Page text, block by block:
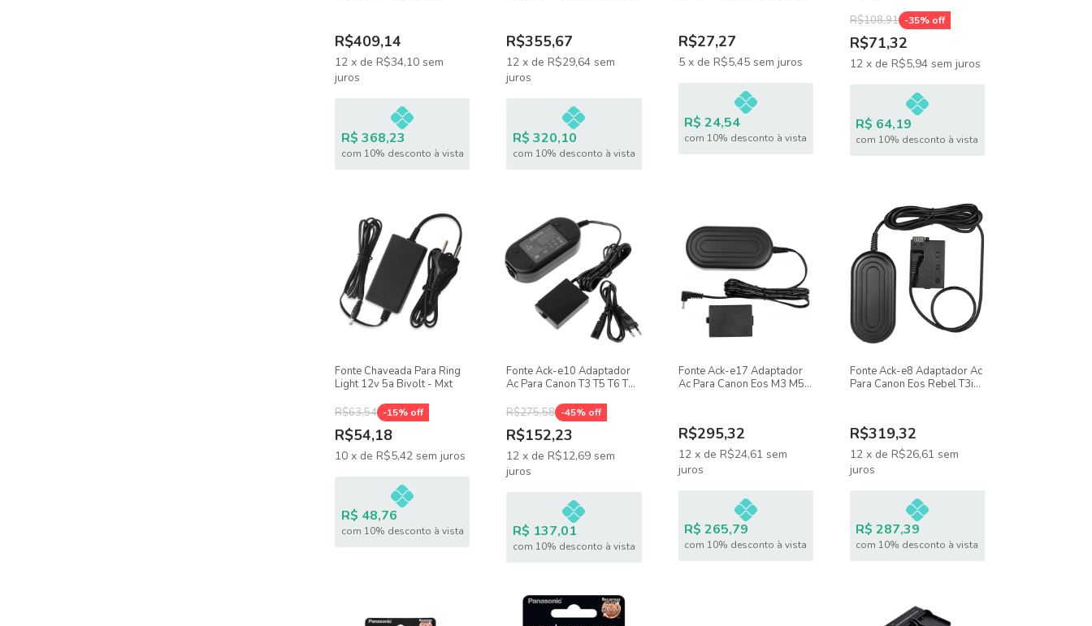
LED
R$409,14
12 x de R$34,10 sem
juros
R$ 368,23
com 10% desconto à vista
R$355,67
12 x deR$29,64 sem
juros
R$ 320,10
com 10% desconto à vista
R$27,27
5 x de R$5,45 sem juros
R$ 24,54
com 10% desconto à vista
R$108,91 -35% off
R$71,32
12 x de R$5,94 sem juros
R$ 64,19
com 10% desconto à vista
Fonte Chaveada Para Ring
Light 12v 5a Bivolt - Mxt
R$63,54 -15% off
R$54,18
10 x de R$5,42 sem juros
R$ 48,76
com 10% desconto à vista
Fonte Ack-e10 Adaptador
Ac Para Canon T3 T5 T6 T7
R$275,58 -45% off
R$152,23
12 x deR$12,69 sem
juros
R$ 137,01
com 10% desconto à vista
Fonte Ack-e17 Adaptador
Ac Para Canon Eos M3 M5
R$295,32
12 x de R$24,61 sem
juros
R$ 265,79
com 10% desconto à vista
Fonte Ack-e8 Adaptador Ac
Para Canon Eos Rebel T3i
R$319,32
12 x de R$26,61 sem
juros
R$ 287,39
com 10% desconto à vista